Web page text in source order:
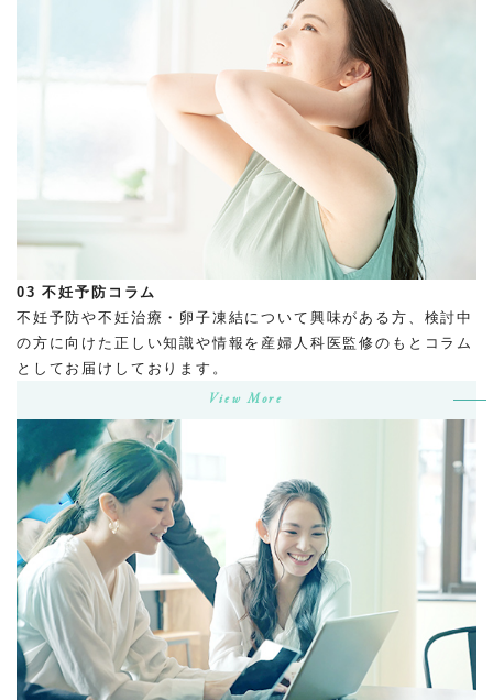
03 不妊予防コラム
不妊予防や不妊治療・卵子凍結について興味がある方、検討中
の方に向けた正しい知識や情報を産婦人科医監修のもとコラム
としてお届けしております。
View More